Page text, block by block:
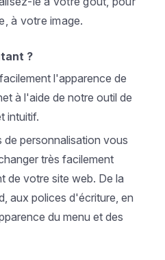
à votre image.
?
l'apparence de
à l'aide de notre outil de
intuitif.
de personnalisation vous
très facilement
de votre site web. De la
aux polices d'écriture, en
du menu et des